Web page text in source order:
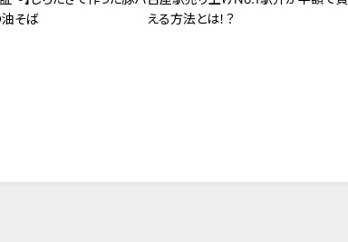
油そば
える方法とは！？